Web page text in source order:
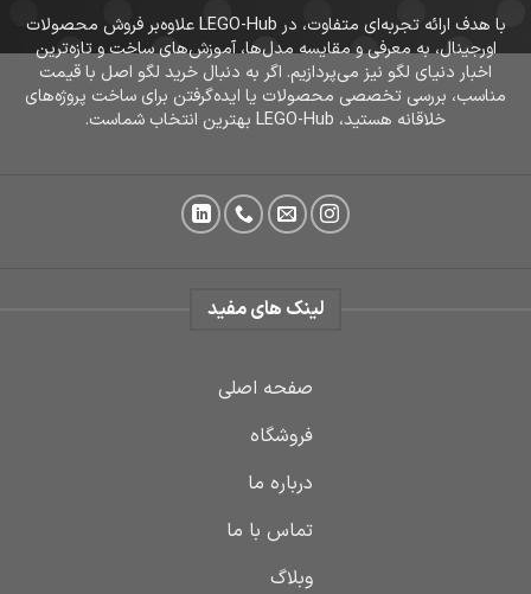
با هدف ارائه تجربه‌ای متفاوت، در LEGO-Hub علاوه‌بر فروش محصولات
اورجینال، به معرفی و مقایسه مدل‌ها، آموزش‌های ساخت و تازه‌ترین
اخبار دنیای لگو نیز می‌پردازیم. اگر به دنبال خرید لگو اصل با قیمت
مناسب، بررسی تخصصی محصولات یا ایده‌گرفتن برای ساخت پروژه‌های
خلاقانه هستید، LEGO-Hub بهترین انتخاب شماست.
لینک های مفید
صفحه اصلی
فروشگاه
درباره ما
تماس با ما
وبلاگ